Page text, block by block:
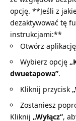
opcję. **Jeśli z
dezaktywować tę
instrukcjami:**
Otwórz
Wybierz opcję
dwuetapowa”.
Kliknij przycisk
Zostaniesz
Kliknij „Wyłącz”,